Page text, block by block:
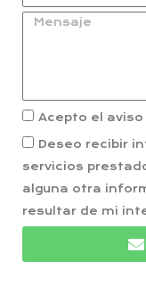
Acepto el aviso
Deseo recibir
servicios
alguna otra
resultar de mi